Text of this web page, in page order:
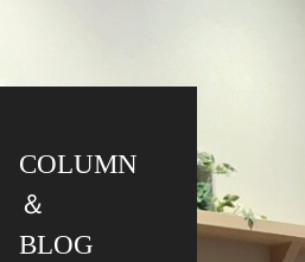
COLUMN
＆
BLOG